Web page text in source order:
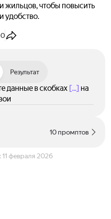
жильцов, чтобы повысить
удобство.
0
Результат
данные в скобках [...] на
10 промптов
11 февраля 2026